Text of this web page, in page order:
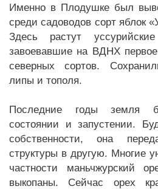
Именно в Плодушке был
среди садоводов сорт яблок
Здесь растут
завоевавшие на ВДНХ
северных сортов.
липы и тополя.
Последние годы земля
состоянии и запустении.
собственности, она
структуры в другую. Многие
частности маньчжурский
выкопаны. Сейчас орех